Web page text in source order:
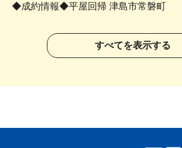
◆成約情報◆平屋回帰 津島市常磐町
すべてを表示する